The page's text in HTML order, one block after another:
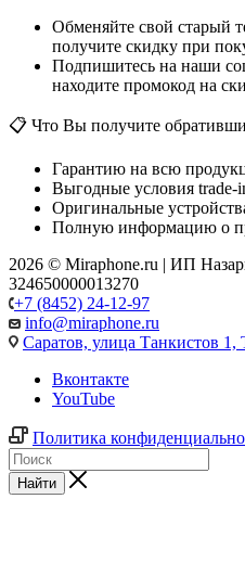
Обменяйте свой старый
получите скидку при
Подпишитесь на наши
находите промокод на
📋 Что Вы получите
Гарантию на всю
Выгодные условия trade-
Оригинальные
Полную информацию о
2026 © Miraphone.ru | ИП
324650000013270
+7 (8452) 24-12-97
info@miraphone.ru
Саратов, улица Танкистов
Вконтакте
YouTube
Политика
Найти